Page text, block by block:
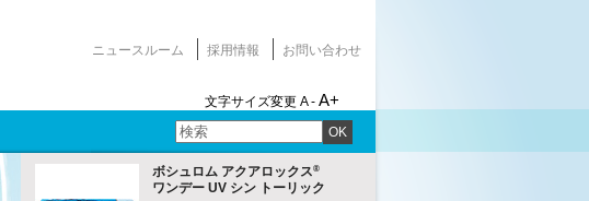
ニュースルーム 採用情報 お問い合わせ
文字サイズ変更 A - A+
OK
ボシュロム アクアロックス®
ワンデー UV シン トーリック